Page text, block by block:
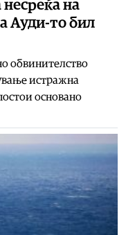
на
Ауди-то бил
обвинителство
истражна
основано